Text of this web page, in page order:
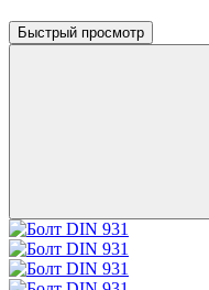
Быстрый просмотр